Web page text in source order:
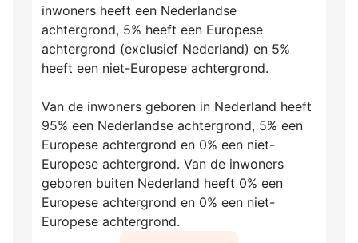
inwoners heeft een Nederlandse
achtergrond, 5% heeft een Europese
achtergrond (exclusief Nederland) en 5%
heeft een niet-Europese achtergrond.
Van de inwoners geboren in Nederland heeft
95% een Nederlandse achtergrond, 5% een
Europese achtergrond en 0% een niet-
Europese achtergrond. Van de inwoners
geboren buiten Nederland heeft 0% een
Europese achtergrond en 0% een niet-
Europese achtergrond.